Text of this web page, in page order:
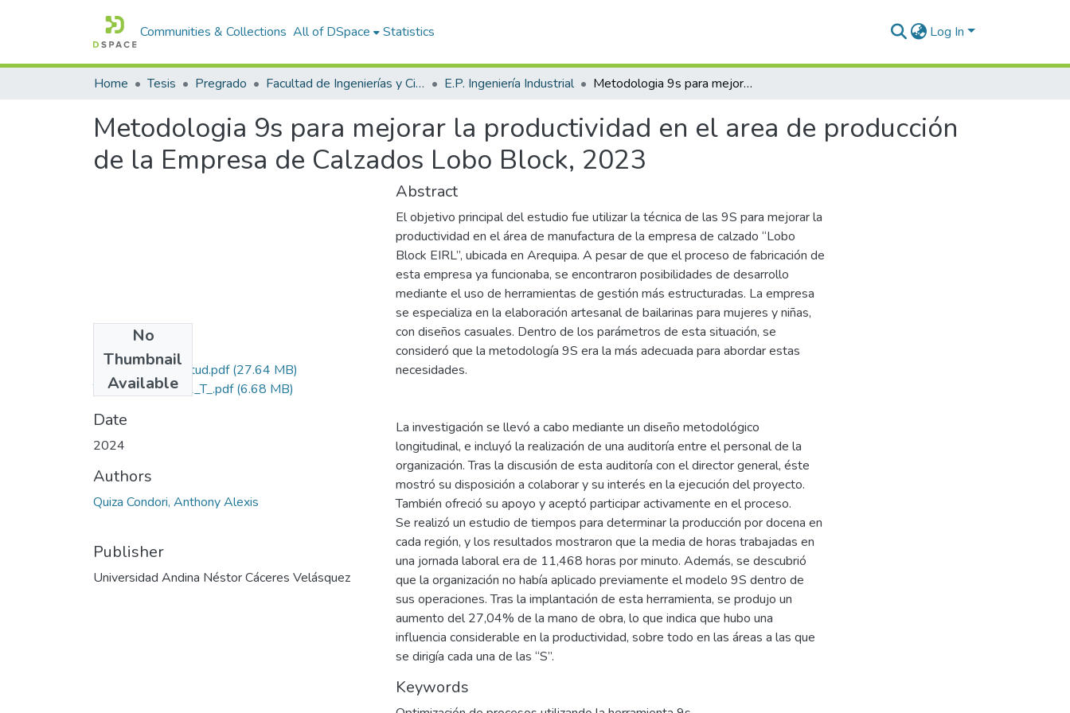
Communities & Collections All of DSpace Statistics Log In
Home Tesis Pregrado Facultad de Ingenierías y Ciencias Puras E.P. Ingeniería Industrial Metodologia 9s para mejorar la productividad en el area de producción de la Empresa de Calzados Lobo Block, 2023
Metodologia 9s para mejorar la productividad en el area de producción
de la Empresa de Calzados Lobo Block, 2023
No
Thumbnail
Available
Grado de Similitud.pdf(27.64 MB)
T036_74642981_T_.pdf(6.68 MB)
Date
2024
Authors
Quiza Condori, Anthony Alexis
Publisher
Universidad Andina Néstor Cáceres Velásquez
Abstract
El objetivo principal del estudio fue utilizar la técnica de las 9S para mejorar la
productividad en el área de manufactura de la empresa de calzado “Lobo
Block EIRL”, ubicada en Arequipa. A pesar de que el proceso de fabricación de
esta empresa ya funcionaba, se encontraron posibilidades de desarrollo
mediante el uso de herramientas de gestión más estructuradas. La empresa
se especializa en la elaboración artesanal de bailarinas para mujeres y niñas,
con diseños casuales. Dentro de los parámetros de esta situación, se
consideró que la metodología 9S era la más adecuada para abordar estas
necesidades.
La investigación se llevó a cabo mediante un diseño metodológico
longitudinal, e incluyó la realización de una auditoría entre el personal de la
organización. Tras la discusión de esta auditoría con el director general, éste
mostró su disposición a colaborar y su interés en la ejecución del proyecto.
También ofreció su apoyo y aceptó participar activamente en el proceso.
Se realizó un estudio de tiempos para determinar la producción por docena en
cada región, y los resultados mostraron que la media de horas trabajadas en
una jornada laboral era de 11,468 horas por minuto. Además, se descubrió
que la organización no había aplicado previamente el modelo 9S dentro de
sus operaciones. Tras la implantación de esta herramienta, se produjo un
aumento del 27,04% de la mano de obra, lo que indica que hubo una
influencia considerable en la productividad, sobre todo en las áreas a las que
se dirigía cada una de las “S”.
Keywords